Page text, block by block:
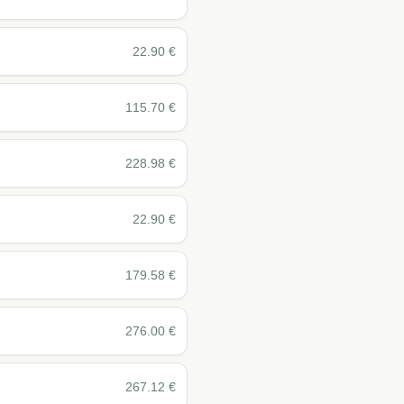
22.90 €
115.70 €
228.98 €
22.90 €
179.58 €
276.00 €
267.12 €